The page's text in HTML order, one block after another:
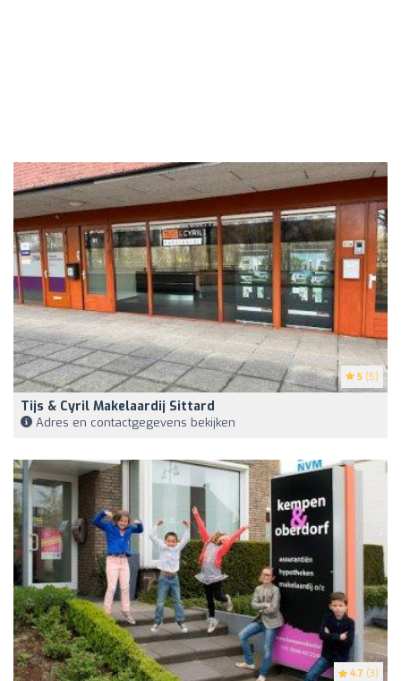
5 (5)
Tijs & Cyril Makelaardij Sittard
Adres en contactgegevens bekijken
4.7 (3)